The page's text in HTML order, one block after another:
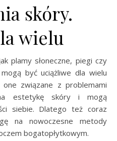
skóry.
wielu
plamy słoneczne, piegi czy
być uciążliwe dla wielu
związane z problemami
estetykę skóry i mogą
siebie. Dlatego też coraz
na nowoczesne metody
bogatopłytkowym.